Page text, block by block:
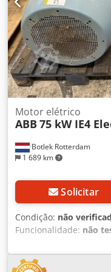
Botlek Rotterdam
1 689 km
Motor elétrico
ABB 75 kW IE4
Solicitar
Condição: não
Funcionalidade: não
kW IE4
Conjunto de 2 Motores
– Conjunto de 2 À